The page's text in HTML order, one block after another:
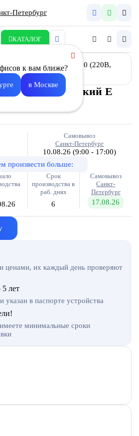
Петербург
КАТАЛОГ
к вам ближе?
в Москве
электрический E
Самовывоз
Санкт-Петербург
10.08.26(9:00 - 17:00)
произвести больше:
Срок
производства в
раб. днях
6
Самовывоз
Санкт-
Петербург
17.08.26
их каждый день проверяют
5 лет
указан в паспорте устройства
минимальные сроки